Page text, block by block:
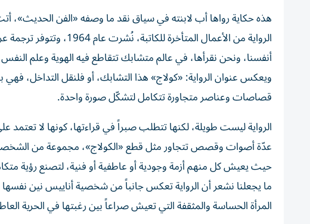
الرواية من الأعمال
أنفسنا، ونحن نقرأها، في عالم متشابك تتقاطع فيه الهوية وعلم
ويعكس عنوان الرواية: «كولاج» هذا التشابك، أو فلنقل التداخل، فهي
قصاصات وعناصر متجاورة تتكامل لتشكّل صورة واحدة.
الرواية ليست طويلة، لكنها تتطلب صبراً في قراءتها، كونها لا
عدّة أصوات وقصص تتجاور مثل قطع «الكولاج»، مجموعة من
حيث يعيش كل منهم أزمة وجودية أو عاطفية أو فنية، لتصنع رؤية
ما يجعلنا نشعر أن الرواية تعكس جانباً من شخصية أناييس نين نفسها
المرأة الحساسة والمثقفة التي تعيش صراعاً بين رغبتها في الحرية